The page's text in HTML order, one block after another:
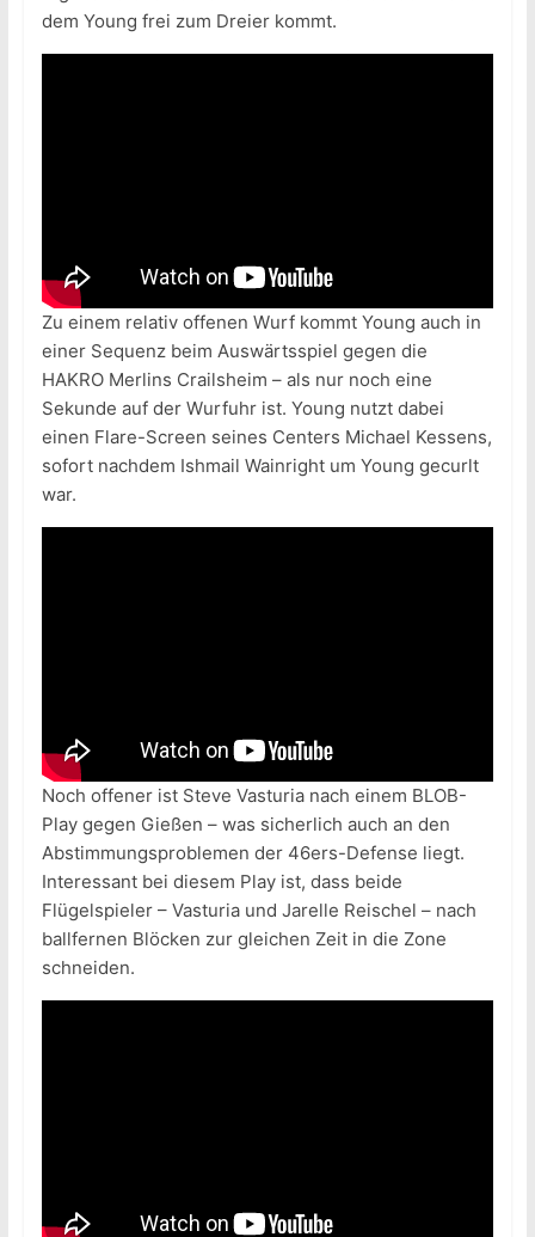
dem Young frei zum Dreier kommt.
Zu einem relativ offenen Wurf kommt Young auch in
einer Sequenz beim Auswärtsspiel gegen die
HAKRO Merlins Crailsheim – als nur noch eine
Sekunde auf der Wurfuhr ist. Young nutzt dabei
einen Flare-Screen seines Centers Michael Kessens,
sofort nachdem Ishmail Wainright um Young gecurlt
war.
Noch offener ist Steve Vasturia nach einem BLOB-
Play gegen Gießen – was sicherlich auch an den
Abstimmungsproblemen der 46ers-Defense liegt.
Interessant bei diesem Play ist, dass beide
Flügelspieler – Vasturia und Jarelle Reischel – nach
ballfernen Blöcken zur gleichen Zeit in die Zone
schneiden.